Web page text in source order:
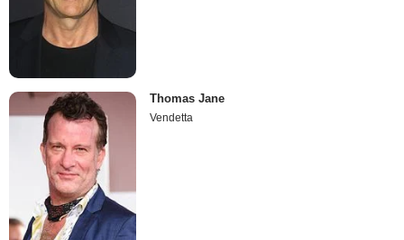
Thomas Jane
Vendetta